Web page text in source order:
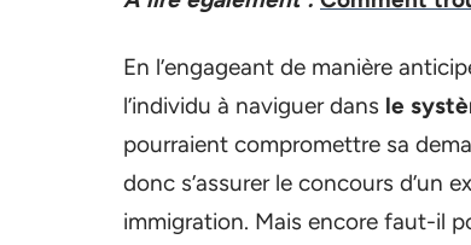
En l’engageant de manière
l’individu à naviguer dans le
pourraient compromettre sa
donc s’assurer le concours d’un
immigration. Mais encore faut-il